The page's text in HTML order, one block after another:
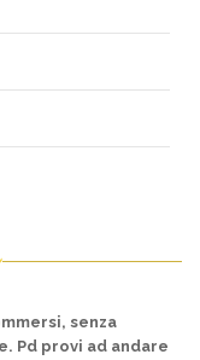
senza
Pd provi ad andare